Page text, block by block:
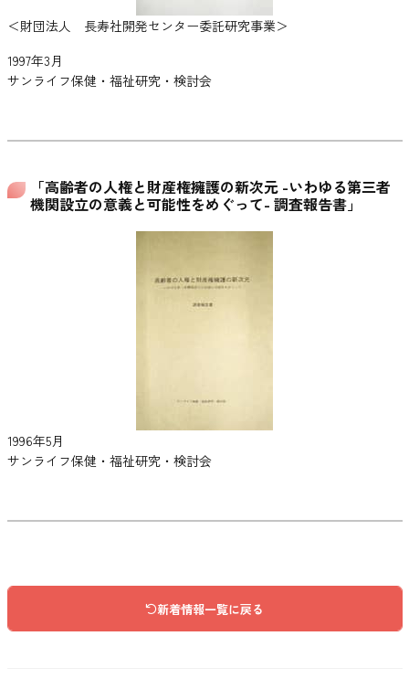
＜財団法人 長寿社開発センター委託研究事業＞
1997年3月
サンライフ保健・福祉研究・検討会
「高齢者の人権と財産権擁護の新次元 -いわゆる第三者
機関設立の意義と可能性をめぐって- 調査報告書」
1996年5月
サンライフ保健・福祉研究・検討会
新着情報一覧に戻る